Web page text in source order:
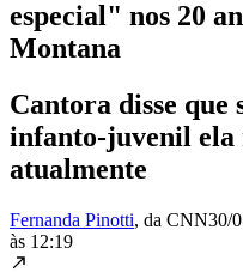
especial" nos 20
Montana
Cantora disse que
infanto-juvenil ela
atualmente
Fernanda Pinotti, da CNN30/
às 12:19